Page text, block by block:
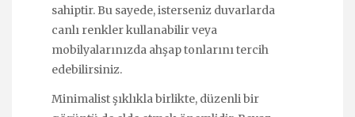
sahiptir. Bu sayede, isterseniz duvarlarda
canlı renkler kullanabilir veya
mobilyalarınızda ahşap tonlarını tercih
edebilirsiniz.
Minimalist şıklıkla birlikte, düzenli bir